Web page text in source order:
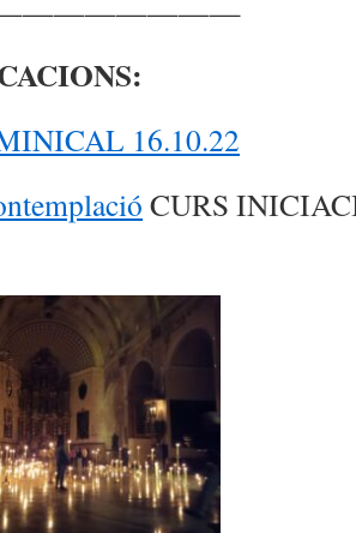
16.10.22
CURS